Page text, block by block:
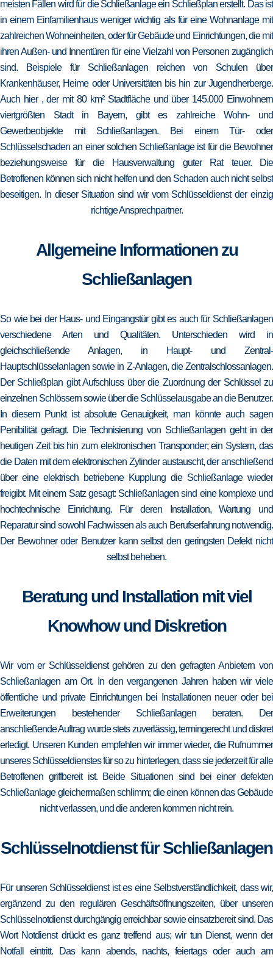
meisten Fällen wird für die Schließanlage ein Schließplan erstellt. Das ist
in einem Einfamilienhaus weniger wichtig als für eine Wohnanlage mit
zahlreichen Wohneinheiten, oder für Gebäude und Einrichtungen, die mit
ihren Außen- und Innentüren für eine Vielzahl von Personen zugänglich
sind. Beispiele für Schließanlagen reichen von Schulen über
Krankenhäuser, Heime oder Universitäten bis hin zur Jugendherberge.
Auch hier , der mit 80 km² Stadtfläche und über 145.000 Einwohnern
viertgrößten Stadt in Bayern, gibt es zahlreiche Wohn- und
Gewerbeobjekte mit Schließanlagen. Bei einem Tür- oder
Schlüsselschaden an einer solchen Schließanlage ist für die Bewohner
beziehungsweise für die Hausverwaltung guter Rat teuer. Die
Betroffenen können sich nicht helfen und den Schaden auch nicht selbst
beseitigen. In dieser Situation sind wir vom Schlüsseldienst der einzig
richtige Ansprechpartner.
Allgemeine Informationen zu
Schließanlagen
So wie bei der Haus- und Eingangstür gibt es auch für Schließanlagen
verschiedene Arten und Qualitäten. Unterschieden wird in
gleichschließende Anlagen, in Haupt- und Zentral-
Hauptschlüsselanlagen sowie in Z-Anlagen, die Zentralschlossanlagen.
Der Schließplan gibt Aufschluss über die Zuordnung der Schlüssel zu
einzelnen Schlössern sowie über die Schlüsselausgabe an die Benutzer.
In diesem Punkt ist absolute Genauigkeit, man könnte auch sagen
Penibilität gefragt. Die Technisierung von Schließanlagen geht in der
heutigen Zeit bis hin zum elektronischen Transponder; ein System, das
die Daten mit dem elektronischen Zylinder austauscht, der anschließend
über eine elektrisch betriebene Kupplung die Schließanlage wieder
freigibt. Mit einem Satz gesagt: Schließanlagen sind eine komplexe und
hochtechnische Einrichtung. Für deren Installation, Wartung und
Reparatur sind sowohl Fachwissen als auch Berufserfahrung notwendig.
Der Bewohner oder Benutzer kann selbst den geringsten Defekt nicht
selbst beheben.
Beratung und Installation mit viel
Knowhow und Diskretion
Wir vom er Schlüsseldienst gehören zu den gefragten Anbietern von
Schließanlagen am Ort. In den vergangenen Jahren haben wir viele
öffentliche und private Einrichtungen bei Installationen neuer oder bei
Erweiterungen bestehender Schließanlagen beraten. Der
anschließende Auftrag wurde stets zuverlässig, termingerecht und diskret
erledigt. Unseren Kunden empfehlen wir immer wieder, die Rufnummer
unseres Schlüsseldienstes für so zu hinterlegen, dass sie jederzeit für alle
Betroffenen griffbereit ist. Beide Situationen sind bei einer defekten
Schließanlage gleichermaßen schlimm; die einen können das Gebäude
nicht verlassen, und die anderen kommen nicht rein.
Schlüsselnotdienst für Schließanlagen
Für unseren Schlüsseldienst ist es eine Selbstverständlichkeit, dass wir,
ergänzend zu den regulären Geschäftsöffnungszeiten, über unseren
Schlüsselnotdienst durchgängig erreichbar sowie einsatzbereit sind. Das
Wort Notdienst drückt es ganz treffend aus; wir tun Dienst, wenn der
Notfall eintritt. Das kann abends, nachts, feiertags oder auch am